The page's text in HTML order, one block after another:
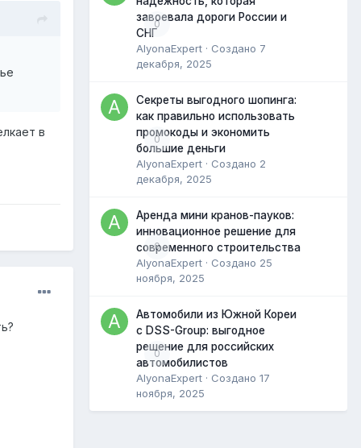
в
0
завоевала дороги России и
СНГ
AlyonaExpert · Создано 7
декабря, 2025
0
Секреты выгодного шопинга:
как правильно использовать
промокоды и экономить
большие деньги
AlyonaExpert · Создано 2
декабря, 2025
0
Аренда мини кранов-пауков:
инновационное решение для
современного строительства
AlyonaExpert · Создано 25
ноября, 2025
0
Автомобили из Южной Кореи
с DSS-Group: выгодное
решение для российских
автомобилистов
AlyonaExpert · Создано 17
ноября, 2025